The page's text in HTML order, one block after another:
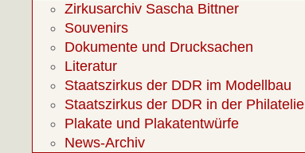
Zirkusarchiv Sascha Bittner
Souvenirs
Dokumente und Drucksachen
Literatur
Staatszirkus der DDR im Modellbau
Staatszirkus der DDR in der Philatelie
Plakate und Plakatentwürfe
News-Archiv